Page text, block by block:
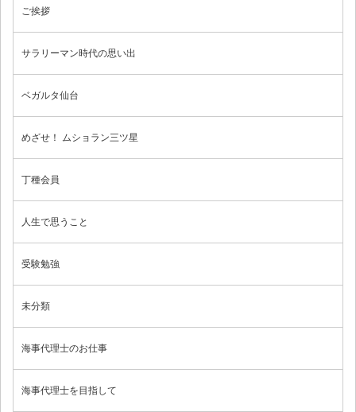
ご挨拶
サラリーマン時代の思い出
ベガルタ仙台
めざせ！ ムショラン三ツ星
丁種会員
人生で思うこと
受験勉強
未分類
海事代理士のお仕事
海事代理士を目指して